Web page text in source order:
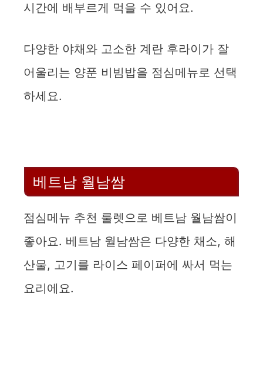
시간에 배부르게 먹을 수 있어요.
다양한 야채와 고소한 계란 후라이가 잘
어울리는 양푼 비빔밥을 점심메뉴로 선택
하세요.
베트남 월남쌈
점심메뉴 추천 룰렛으로 베트남 월남쌈이
좋아요. 베트남 월남쌈은 다양한 채소, 해
산물, 고기를 라이스 페이퍼에 싸서 먹는
요리에요.